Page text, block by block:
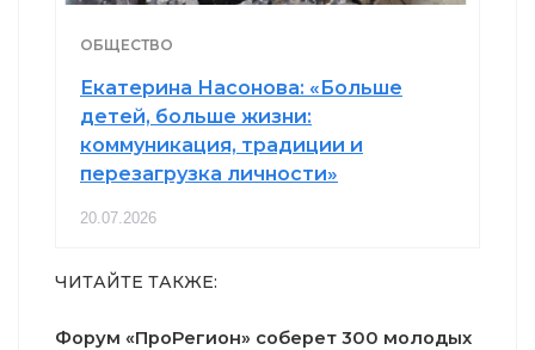
ОБЩЕСТВО
Екатерина Насонова: «Больше
детей, больше жизни:
коммуникация, традиции и
перезагрузка личности»
20.07.2026
ЧИТАЙТЕ ТАКЖЕ:
Форум «ПроРегион» соберет 300 молодых